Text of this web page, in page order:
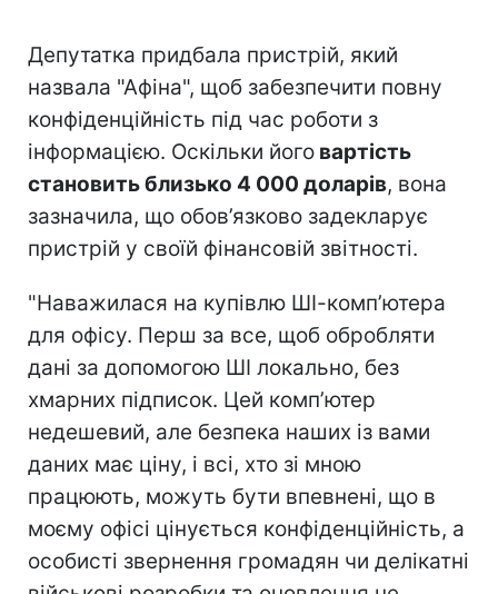
Депутатка придбала пристрій, який
назвала "Афіна", щоб забезпечити повну
конфіденційність під час роботи з
інформацією. Оскільки його вартість
становить близько 4 000 доларів, вона
зазначила, що обов’язково задекларує
пристрій у своїй фінансовій звітності.
"Наважилася на купівлю ШІ-комп’ютера
для офісу. Перш за все, щоб обробляти
дані за допомогою ШІ локально, без
хмарних підписок. Цей комп’ютер
недешевий, але безпека наших із вами
даних має ціну, і всі, хто зі мною
працюють, можуть бути впевнені, що в
моєму офісі цінується конфіденційність, а
особисті звернення громадян чи делікатні